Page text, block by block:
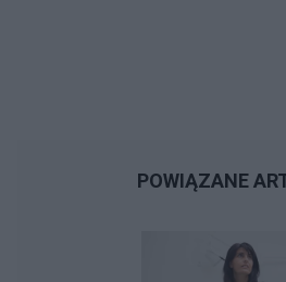
POWIĄZANE